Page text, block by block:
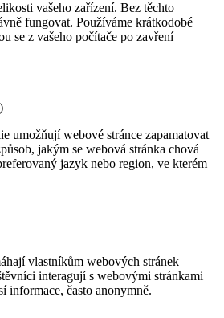
vašeho zařízení. Bez těchto
fungovat. Používáme krátkodobé
se z vašeho počítače po zavření
umožňují webové stránce zapamatovat
jakým se webová stránka chová
jazyk nebo region, ve kterém
vlastníkům webových stránek
interagují s webovými stránkami
informace, často anonymně.